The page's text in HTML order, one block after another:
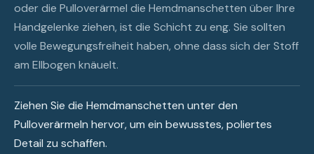
oder die Pulloverärmel die Hemdmanschetten über Ihre
Handgelenke ziehen, ist die Schicht zu eng. Sie sollten
volle Bewegungsfreiheit haben, ohne dass sich der Stoff
am Ellbogen knäuelt.
Ziehen Sie die Hemdmanschetten unter den
Pulloverärmeln hervor, um ein bewusstes, poliertes
Detail zu schaffen.